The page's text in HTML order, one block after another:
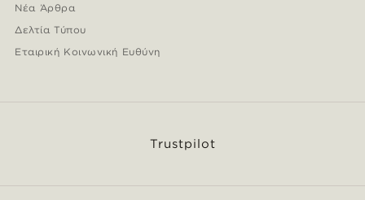
Νέα Άρθρα
Δελτία Τύπου
Εταιρική Κοινωνική Ευθύνη
Trustpilot